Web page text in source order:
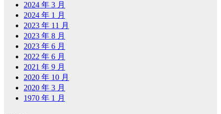
2024 年 3 月
2024 年 1 月
2023 年 11 月
2023 年 8 月
2023 年 6 月
2022 年 6 月
2021 年 9 月
2020 年 10 月
2020 年 3 月
1970 年 1 月